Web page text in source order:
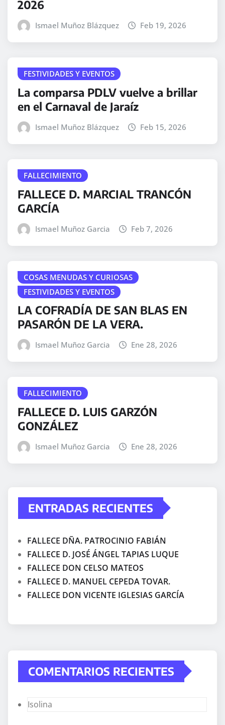
2026
Ismael Muñoz Blázquez Feb 19, 2026
FESTIVIDADES Y EVENTOS
La comparsa PDLV vuelve a brillar
en el Carnaval de Jaraíz
Ismael Muñoz Blázquez Feb 15, 2026
FALLECIMIENTO
FALLECE D. MARCIAL TRANCÓN
GARCÍA
Ismael Muñoz Garcia Feb 7, 2026
COSAS MENUDAS Y CURIOSAS
FESTIVIDADES Y EVENTOS
LA COFRADÍA DE SAN BLAS EN
PASARÓN DE LA VERA.
Ismael Muñoz Garcia Ene 28, 2026
FALLECIMIENTO
FALLECE D. LUIS GARZÓN
GONZÁLEZ
Ismael Muñoz Garcia Ene 28, 2026
ENTRADAS RECIENTES
FALLECE DÑA. PATROCINIO FABIÁN
FALLECE D. JOSÉ ÁNGEL TAPIAS LUQUE
FALLECE DON CELSO MATEOS
FALLECE D. MANUEL CEPEDA TOVAR.
FALLECE DON VICENTE IGLESIAS GARCÍA
COMENTARIOS RECIENTES
Isolina